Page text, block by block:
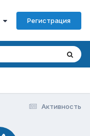
Регистрация
Активность